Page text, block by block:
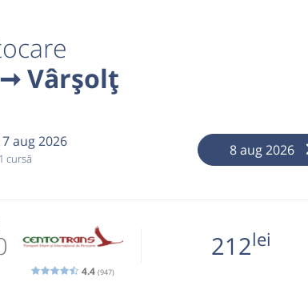
Vârșolț
7 aug 2026
1 cursă 8 aug 2026
4.4 (947)
212lei